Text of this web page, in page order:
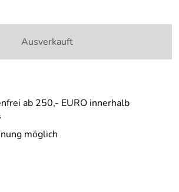
Ausverkauft
ab 250,- EURO innerhalb
möglich